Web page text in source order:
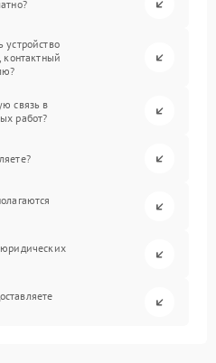
контактный
связь в
работ?